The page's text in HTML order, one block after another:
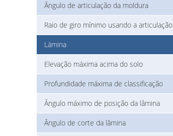
Ângulo de articulação da moldura
Raio de giro mínimo usando a articulação
Lámina
Elevação máxima acima do solo
Profundidade máxima de classificação
Ângulo máximo de posição da lâmina
Ângulo de corte da lâmina